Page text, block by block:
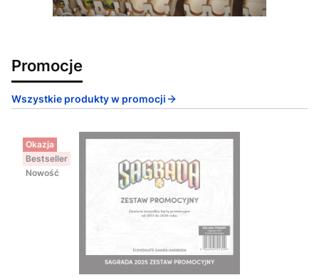
Promocje
Wszystkie produkty w promocji
Okazja
Bestseller
Nowość